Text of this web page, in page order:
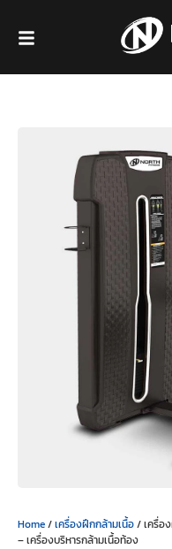
Home/เครื่องฝึกกล้ามเนื้อ/ เครื่อ
– เครื่องบริหารกล้ามเนื้อท้อง